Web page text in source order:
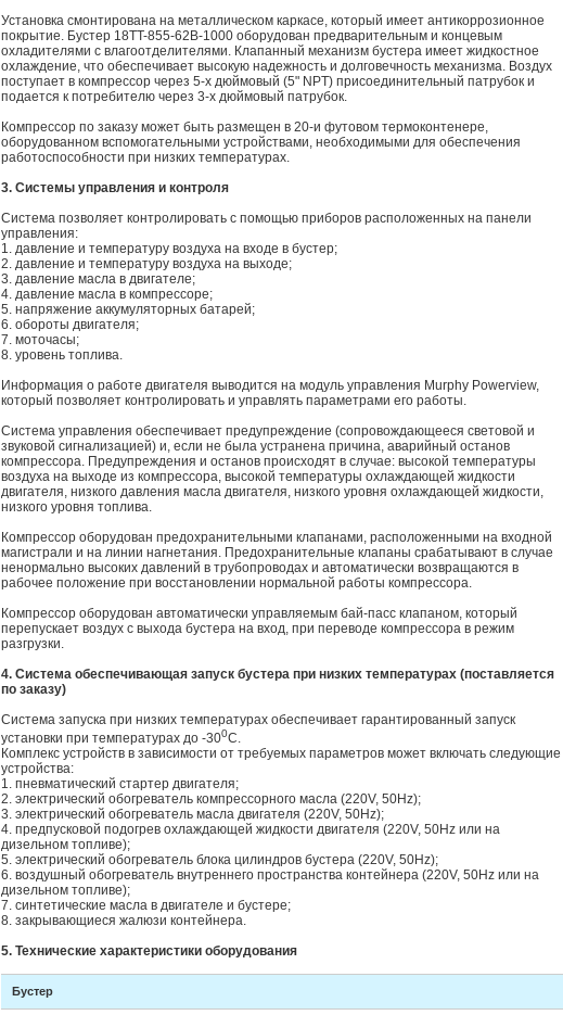
Установка смонтирована на металлическом каркасе, который имеет антикоррозионное
покрытие. Бустер 18TT-855-62B-1000 оборудован предварительным и концевым
охладителями с влагоотделителями. Клапанный механизм бустера имеет жидкостное
охлаждение, что обеспечивает высокую надежность и долговечность механизма. Воздух
поступает в компрессор через 5-х дюймовый (5" NPT) присоединительный патрубок и
подается к потребителю через 3-х дюймовый патрубок.
Компрессор по заказу может быть размещен в 20-и футовом термоконтенере,
оборудованном вспомогательными устройствами, необходимыми для обеспечения
работоспособности при низких температурах.
3. Системы управления и контроля
Система позволяет контролировать с помощью приборов расположенных на панели
управления:
1. давление и температуру воздуха на входе в бустер;
2. давление и температуру воздуха на выходе;
3. давление масла в двигателе;
4. давление масла в компрессоре;
5. напряжение аккумуляторных батарей;
6. обороты двигателя;
7. моточасы;
8. уровень топлива.
Информация о работе двигателя выводится на модуль управления Murphy Powerview,
который позволяет контролировать и управлять параметрами его работы.
Система управления обеспечивает предупреждение (сопровождающееся световой и
звуковой сигнализацией) и, если не была устранена причина, аварийный останов
компрессора. Предупреждения и останов происходят в случае: высокой температуры
воздуха на выходе из компрессора, высокой температуры охлаждающей жидкости
двигателя, низкого давления масла двигателя, низкого уровня охлаждающей жидкости,
низкого уровня топлива.
Компрессор оборудован предохранительными клапанами, расположенными на входной
магистрали и на линии нагнетания. Предохранительные клапаны срабатывают в случае
ненормально высоких давлений в трубопроводах и автоматически возвращаются в
рабочее положение при восстановлении нормальной работы компрессора.
Компрессор оборудован автоматически управляемым бай-пасс клапаном, который
перепускает воздух с выхода бустера на вход, при переводе компрессора в режим
разгрузки.
4. Система обеспечивающая запуск бустера при низких температурах (поставляется
по заказу)
Система запуска при низких температурах обеспечивает гарантированный запуск
установки при температурах до -300С.
Комплекс устройств в зависимости от требуемых параметров может включать следующие
устройства:
1. пневматический стартер двигателя;
2. электрический обогреватель компрессорного масла (220V, 50Hz);
3. электрический обогреватель масла двигателя (220V, 50Hz);
4. предпусковой подогрев охлаждающей жидкости двигателя (220V, 50Hz или на
дизельном топливе);
5. электрический обогреватель блока цилиндров бустера (220V, 50Hz);
6. воздушный обогреватель внутреннего пространства контейнера (220V, 50Hz или на
дизельном топливе);
7. синтетические масла в двигателе и бустере;
8. закрывающиеся жалюзи контейнера.
5. Технические характеристики оборудования
Бустер